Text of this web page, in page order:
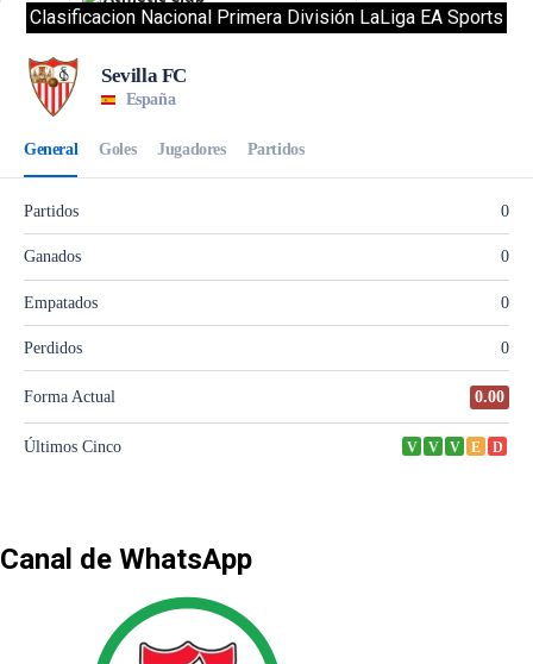
Clasificacion Nacional Primera División LaLiga EA Sports
Canal de WhatsApp